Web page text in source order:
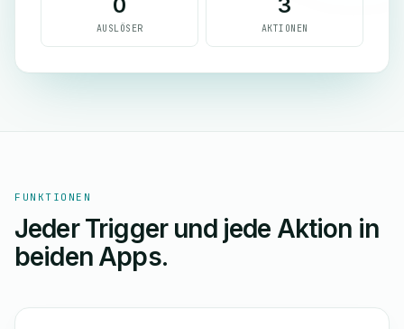
AUSLÖSER AKTIONEN
FUNKTIONEN
Jeder Trigger und jede Aktion in
beiden Apps.